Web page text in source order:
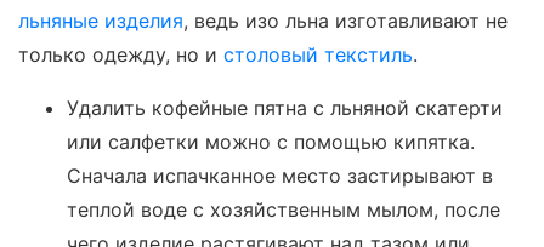
льняные изделия, ведь изо льна изготавливают не
только одежду, но и столовый текстиль.
Удалить кофейные пятна с льняной скатерти
или салфетки можно с помощью кипятка.
Сначала испачканное место застирывают в
теплой воде с хозяйственным мылом, после